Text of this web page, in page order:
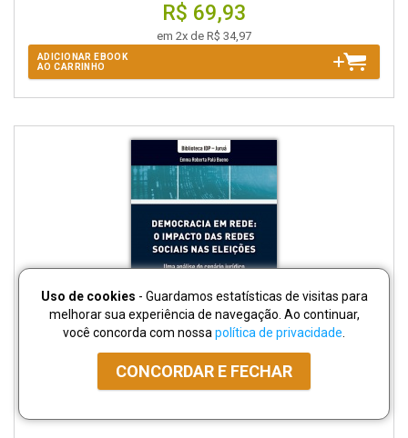
R$ 69,93
em 2x de R$ 34,97
ADICIONAR EBOOK
AO CARRINHO
disponívelDisponível
páginas
Uso de cookies - Guardamos estatísticas de visitas para
melhorar sua experiência de navegação. Ao continuar,
você concorda com nossa política de privacidade
CONCORDAR E FECHAR